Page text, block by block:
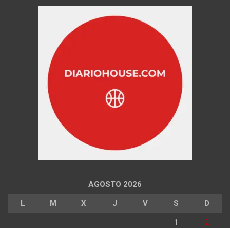
AGOSTO 2026
L M X J V S D
1 2